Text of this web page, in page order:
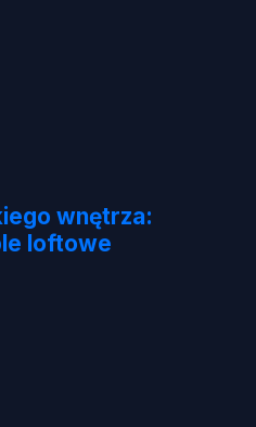
wnętrza:
loftowe